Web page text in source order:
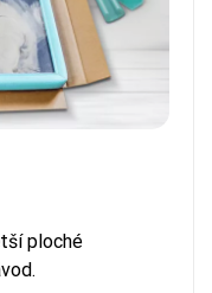
ploché